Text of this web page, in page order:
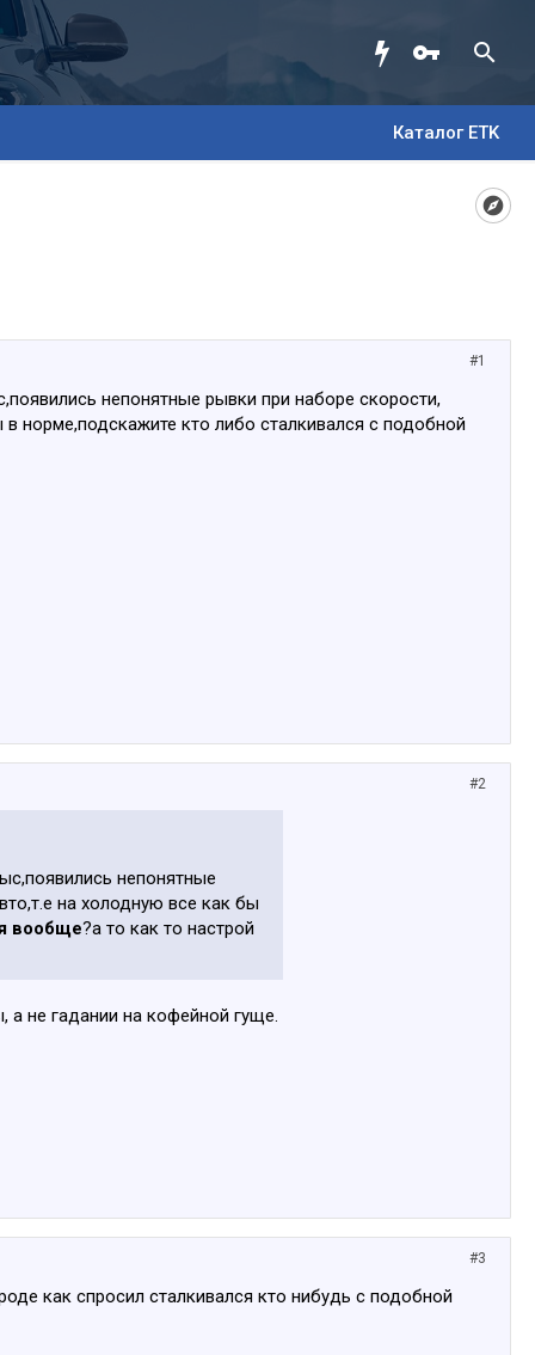
Каталог ETK
#1
непонятные рывки при наборе скорости,
норме,подскажите кто либо сталкивался с подобной
#2
непонятные
на холодную все как бы
вообще?а то как то настрой
не гадании на кофейной гуще.
#3
как спросил сталкивался кто нибудь с подобной